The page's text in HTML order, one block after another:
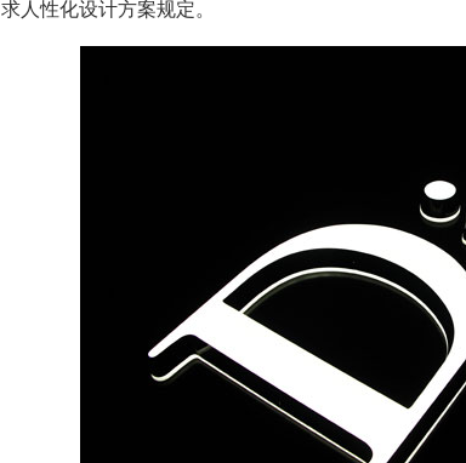
求人性化设计方案规定。